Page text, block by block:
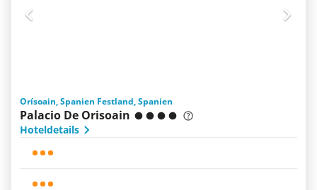
Orísoain, Spanien Festland, Spanien
Palacio De Orisoain
Hoteldetails